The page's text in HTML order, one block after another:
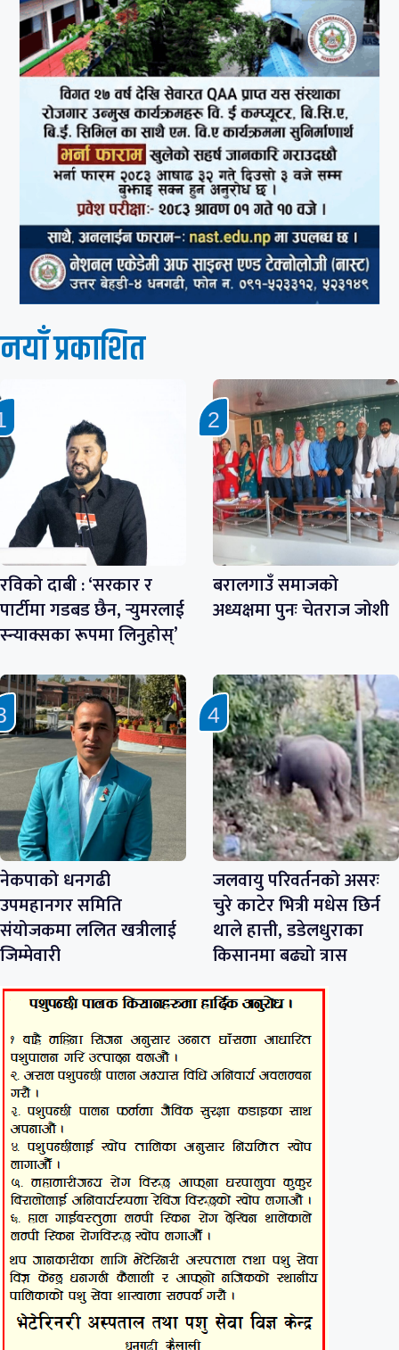
नयाँ प्रकाशित
रविको दाबी : ‘सरकार र
पार्टीमा गडबड छैन, र्‍युमरलाई
स्न्याक्सका रूपमा लिनुहोस्’
बरालगाउँ समाजको
अध्यक्षमा पुनः चेतराज जोशी
नेकपाको धनगढी
उपमहानगर समिति
संयोजकमा ललित खत्रीलाई
जिम्मेवारी
जलवायु परिवर्तनको असरः
चुरे काटेर भित्री मधेस छिर्न
थाले हात्ती, डडेलधुराका
किसानमा बढ्यो त्रास